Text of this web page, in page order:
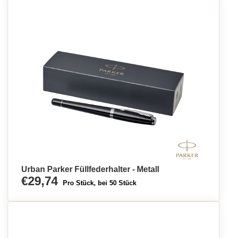
Urban Parker Füllfederhalter - Metall
€29,74 Pro Stück, bei 50 Stück